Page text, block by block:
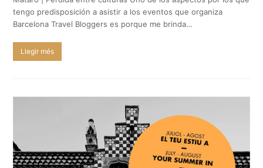
tengo predisposición a asistir a los eventos que organiza
Barcelona Travel Bloggers es porque me brinda…
Llegir més